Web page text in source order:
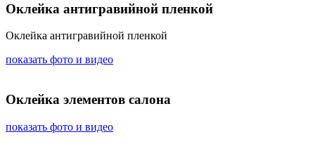
Оклейка антигравийной пленкой
Оклейка антигравийной пленкой
показать фото и видео
Оклейка элементов салона
показать фото и видео